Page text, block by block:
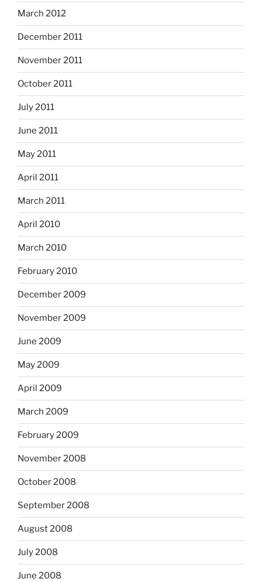
March 2012
December 2011
November 2011
October 2011
July 2011
June 2011
May 2011
April 2011
March 2011
April 2010
March 2010
February 2010
December 2009
November 2009
June 2009
May 2009
April 2009
March 2009
February 2009
November 2008
October 2008
September 2008
August 2008
July 2008
June 2008